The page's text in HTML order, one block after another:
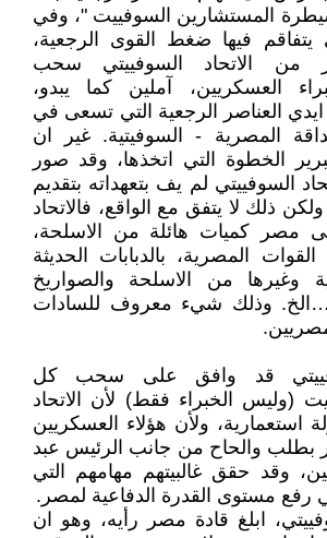
المستشارين السوفييت "، وفي
فيها ضغط القوى الرجعية،
الاتحاد السوفييتي سحب
العسكريين، آملين كما يبدو،
ايدي العناصر الرجعية التي تسعى في
المصرية - السوفيتية. غير ان
الخطوة التي اتخذها، وقد صور
السوفييتي لم يف بتعهداته بتقديم
ذلك لا يتفق مع الواقع، فالاتحاد
مصر كميات هائلة من الاسلحة،
المصرية، بالدبابات الحديثة
وغيرها من الاسلحة والصواريخ
وذلك شيء معروف للسادات
قد وافق على سحب كل
(وليس الخبراء فقط) لأن الاتحاد
استعمارية، ولأن هؤلاء العسكريين
بطلب والحاح من جانب الرئيس عبد
وقد حقق غالبيتهم مهامهم التي
رفع مستوى القدرة الدفاعية لمصر.
ابلغ قادة مصر رأيه، وهو ان